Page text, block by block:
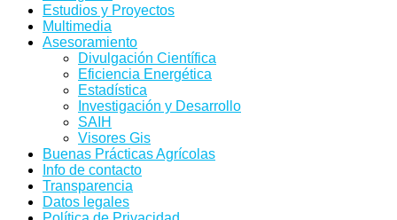
Estudios y Proyectos
Multimedia
Asesoramiento
Divulgación Científica
Eficiencia Energética
Estadística
Investigación y Desarrollo
SAIH
Visores Gis
Buenas Prácticas Agrícolas
Info de contacto
Transparencia
Datos legales